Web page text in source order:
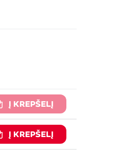
Į KREPŠELĮ
Į KREPŠELĮ